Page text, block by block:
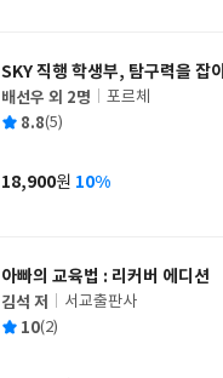
SKY 직행 학생부, 탐구력을 잡
글
쓴
배선우 외 2명
출
사
포르체
평 8.8(5)
가
18,900원 10%
아빠의 교육법 : 리커버 에디션
글
쓴
김석 저
출
서교출판사
평 10(2)